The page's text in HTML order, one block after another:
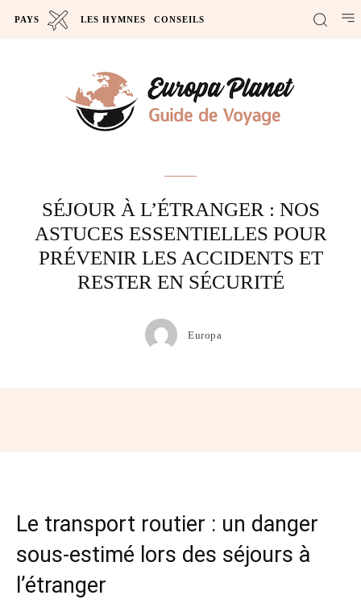
PAYS LES HYMNES CONSEILS
SÉJOUR À L’ÉTRANGER : NOS
ASTUCES ESSENTIELLES POUR
PRÉVENIR LES ACCIDENTS ET
RESTER EN SÉCURITÉ
Europa
Le transport routier : un danger
sous-estimé lors des séjours à
l’étranger